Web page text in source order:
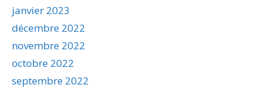
janvier 2023
décembre 2022
novembre 2022
octobre 2022
septembre 2022